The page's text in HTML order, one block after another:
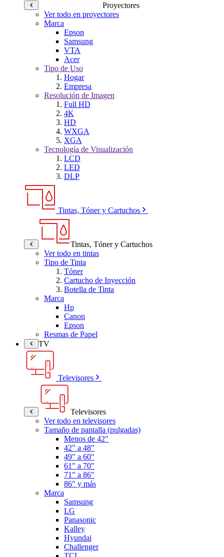
Proyectores
Ver todo en proyectores
Marca
Epson
Samsung
VTA
Acer
Tipo de Uso
Hogar
Empresa
Resolución de Imagen
Full HD
4K
HD
WXGA
XGA
Tecnología de Visualización
LCD
LED
DLP
Tintas, Tóner y Cartuchos
Tintas, Tóner y Cartuchos
Ver todo en tintas
Tipo de Tinta
Tóner
Cartucho de Inyección
Botella de Tinta
Marca
Hp
Canon
Epson
Resmas de Papel
TV
Televisores
Televisores
Ver todo en televisores
Tamaño de pantalla (pulgadas)
Menos de 42"
42" a 48"
49" a 60"
61" a 70"
71" a 86"
86" y más
Marca
Samsung
LG
Panasonic
Kalley
Hyundai
Challenger